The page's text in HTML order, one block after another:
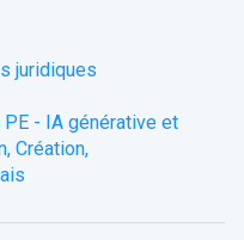
juridiques
- IA générative et
Création,